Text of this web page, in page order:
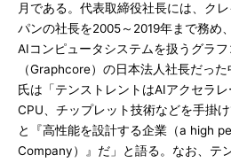
月である。代表取締役社長には、ク
パンの社長を2005～2019年まで務め
AIコンピュータシステムを扱うグラフ
（Graphcore）の日本法人社長だっ
氏は「テンストレントはAIアクセラ
CPU、チップレット技術などを手掛
と『高性能を設計する企業（a high
Company）』だ」と語る。なお、テ